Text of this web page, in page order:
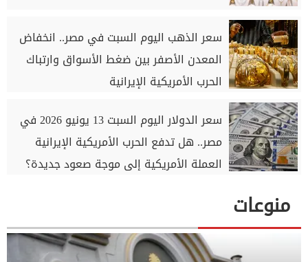
سعر الذهب اليوم السبت في مصر.. انخفاض
المعدن الأصفر بين ضغط الأسواق وارتباك
الحرب الأمريكية الإيرانية
سعر الدولار اليوم السبت 13 يونيو 2026 في
مصر.. هل تدفع الحرب الأمريكية الإيرانية
العملة الأمريكية إلى موجة صعود جديدة؟
منوعات